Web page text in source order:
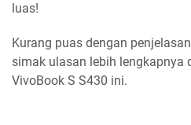
luas!
Kurang puas dengan
simak ulasan lebih lengkapnya
VivoBook S S430 ini.